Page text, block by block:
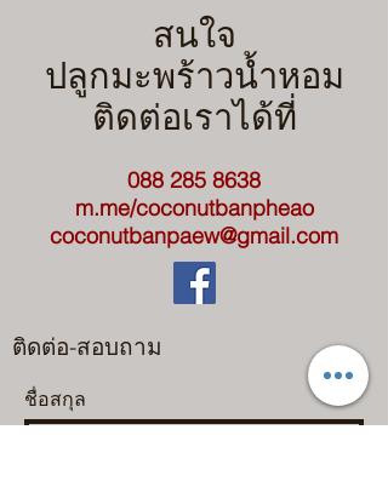
สนใจ
ปลูกมะพร้าวน้ำหอม
ติดต่อเราได้ที่
088 285 8638
m.me/coconutbanpheao
coconutbanpaew@gmail.com
ติดต่อ-สอบถาม
ชื่อสกุล